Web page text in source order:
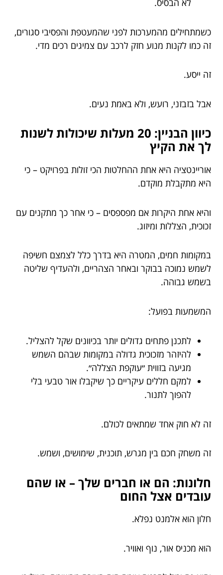
כשמתחילים מהמערכות לפני שהמעטפת והפסיבי סגורים,
זה כמו לקנות מנוע חזק לרכב עם צמיגים רכים מדי.
זה ייסע.
אבל בזבזני, רועש, ולא באמת נעים.
כיוון הבניין: 20 מעלות שיכולות לשנות
לך את הקיץ
אוריינטציה היא אחת ההחלטות הכי זולות בפרויקט – כי
היא מתקבלת מוקדם.
והיא אחת היקרות אם מפספסים – כי אחר כך מתקנים עם
זכוכית, הצללות ומיזוג.
במקומות חמים, המטרה היא בדרך כלל לצמצם חשיפה
לשמש נמוכה בבוקר ובאחר הצהריים, ולהעדיף שליטה
בשמש גבוהה.
המשמעות בפועל:
לתכנן פתחים גדולים יותר בכיוונים שקל להצליל.
להיזהר מזכוכית גדולה במקומות שבהם השמש
מגיעה בזווית ״עוקפת הצללה״.
למקם חללים עיקריים כך שיקבלו אור טבעי בלי
להפוך לתנור.
זה לא חוק אחד שמתאים לכולם.
זה משחק חכם בין מגרש, תוכנית, שימושים, ושמש.
חלונות: הם או חברים שלך – או שהם
עובדים אצל החום
חלון הוא אלמנט נפלא.
הוא מכניס אור, נוף ואוויר.